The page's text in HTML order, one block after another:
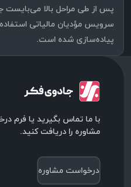
پس از طی مراحل بالا می‌بایست
سرویس مؤدیان مالیاتی
پیاده‌سازی شده است.
با ما تماس بگیرید یا فرم
مشاوره را دریافت کنید.
درخواست مشاوره